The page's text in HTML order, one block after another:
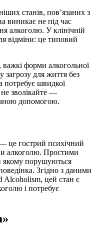
станів, пов’язаних з
виникає не під час
алкоголю. У клінічній
відміни: це типовий
форми алкогольної
загрозу для життя без
потребує швидкої
зволікайте —
допомогою.
це гострий психічний
алкоголю. Простими
якому порушуються
Згідно з даними
Alcoholism, цей стан є
і потребує